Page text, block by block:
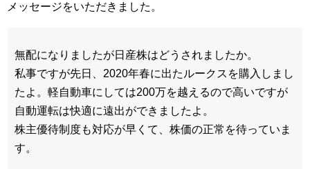
メッセージをいただきました。
無配になりましたが日産株はどうされましたか。
私事ですが先日、2020年春に出たルークスを購入しまし
たよ。軽自動車にしては200万を越えるので高いですが
自動運転は快適に遠出ができましたよ。
株主優待制度も対応が早くて、株価の正常を待っていま
す。